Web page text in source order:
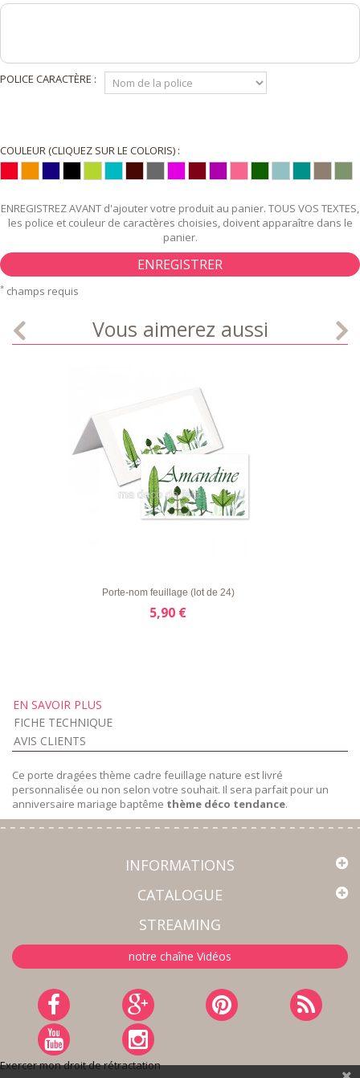
POLICE CARACTÈRE :
COULEUR (CLIQUEZ SUR LE COLORIS) :
ENREGISTREZ AVANT d'ajouter votre produit au panier. TOUS VOS TEXTES,
les police et couleur de caractères choisies, doivent apparaître dans le
panier.
ENREGISTRER
* champs requis
Vous aimerez aussi
Porte-nom feuillage (lot de 24)
5,90 €
EN SAVOIR PLUS
FICHE TECHNIQUE
AVIS CLIENTS
Ce porte dragées thème cadre feuillage nature est livré
personnalisée ou non selon votre souhait. Il sera parfait pour un
anniversaire mariage baptême thème déco tendance.
INFORMATIONS
CATALOGUE
STREAMING
notre chaîne Vidéos
Exercer mon droit de rétractation